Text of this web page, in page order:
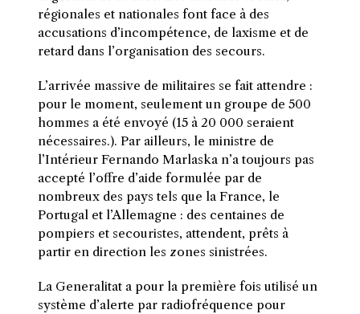
régionales et nationales font face à des
accusations d’incompétence, de laxisme et de
retard dans l’organisation des secours.
L’arrivée massive de militaires se fait attendre :
pour le moment, seulement un groupe de 500
hommes a été envoyé (15 à 20 000 seraient
nécessaires.). Par ailleurs, le ministre de
l’Intérieur Fernando Marlaska n’a toujours pas
accepté l’offre d’aide formulée par de
nombreux des pays tels que la France, le
Portugal et l’Allemagne : des centaines de
pompiers et secouristes, attendent, prêts à
partir en direction les zones sinistrées.
La Generalitat a pour la première fois utilisé un
système d’alerte par radiofréquence pour